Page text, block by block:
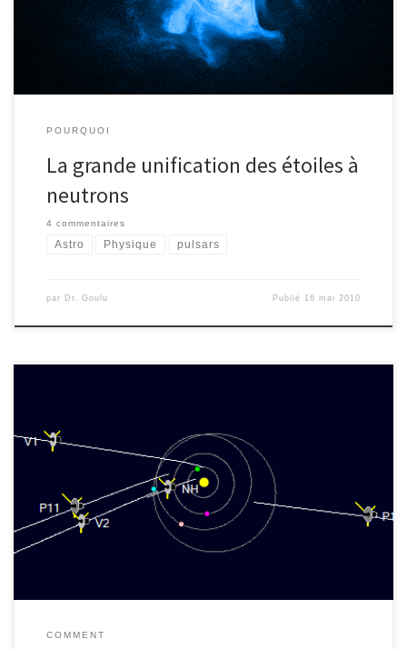
immédiatement que lors de l’effondrement, les protons et
électrons formant la matière de l’étoile pourraient […]
POURQUOI
La grande unification des étoiles à
neutrons
4 commentaires
Astro Physique pulsars
par Dr. Goulu Publié 16 mai 2010
Sur Terre, le GPS permet désormais de diriger nos voitures jusqu’à
destination, avec une prévision de quelques mètres. Mais
comment fait-on la même chose avec des sondes spatiales
envoyées à la rencontre d’astres très lointains ? Bonnes vieilles
méthodes Tant que la sonde reste en contact avec notre bonne
vieille […]
COMMENT